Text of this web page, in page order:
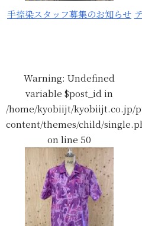
手捺染スタッフ募集のお知らせ
Warning: Undefined
variable $post_id in
/home/kyobiijt/kyobiijt.co.jp/
content/themes/child/
on line 50